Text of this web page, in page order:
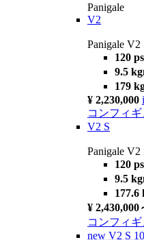
Panigale
V2
Panigale V2
120 ps
9.5
179
¥ 2,230,000 i
コンフィ
V2 S
Panigale V2
120 ps
9.5
177.6
¥ 2,430,000
コンフィ
new V2 S